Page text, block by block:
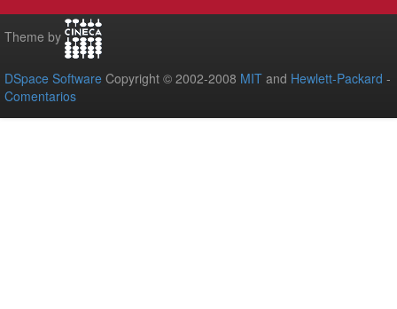
Theme by
DSpace Software Copyright © 2002-2008 MIT and Hewlett-Packard -
Comentarios